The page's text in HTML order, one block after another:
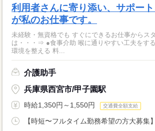
利用者さんに寄り添い、サポー
が私のお仕事です。
未経験・無資格でも すぐにできるお仕事からスタート！
は・・・⇒ ●食事介助 喉に通りやすい工夫をするなど 食事しやすい
環境を整える 料...
介護助手
兵庫県西宮市/甲子園駅
時給1,350円～1,550円 交通費全額支給
【時短〜フルタイム勤務希望の方大募集】